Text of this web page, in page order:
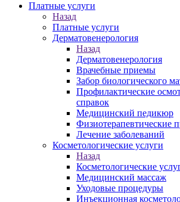
Платные услуги
Назад
Платные услуги
Дерматовенерология
Назад
Дерматовенерология
Врачебные приемы
Забор биологического
Профилактические
справок
Медицинский педикюр
Физиотерапевтические
Лечение заболеваний
Косметологические услуги
Назад
Косметологические
Медицинский массаж
Уходовые процедуры
Инъекционная